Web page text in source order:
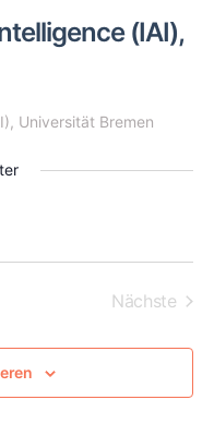
(IAI),
Universität Bremen
Nächste